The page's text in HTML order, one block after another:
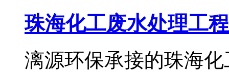
珠海化工废水处理工
漓源环保承接的珠海